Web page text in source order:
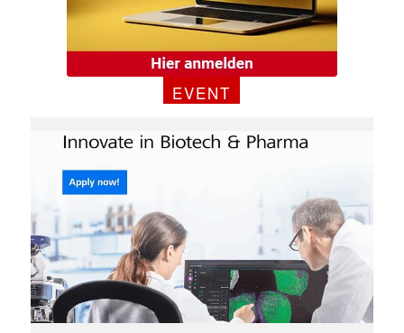
EVENT